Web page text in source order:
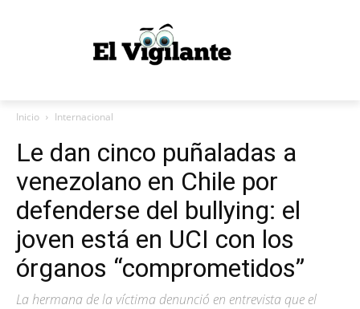
Inicio Internacional
Le dan cinco puñaladas a
venezolano en Chile por
defenderse del bullying: el
joven está en UCI con los
órganos “comprometidos”
La hermana de la víctima denunció en entrevista que el